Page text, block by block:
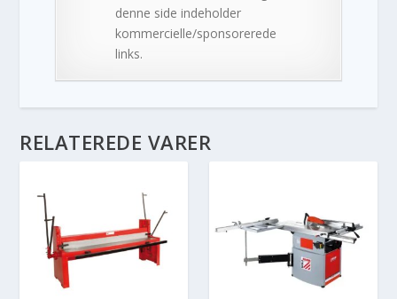
denne side indeholder
kommercielle/sponsorerede
links.
RELATEREDE VARER